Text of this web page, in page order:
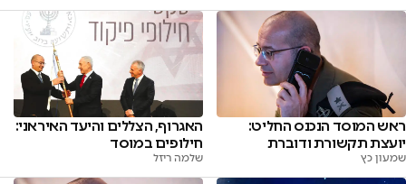
ראש המוסד הנכנס החליט:
יועצת תקשורת ודוברת
שמעון כץ
האגרוף, הצללים והיעד האיראני:
חילופים במוסד
שלמה ריזל